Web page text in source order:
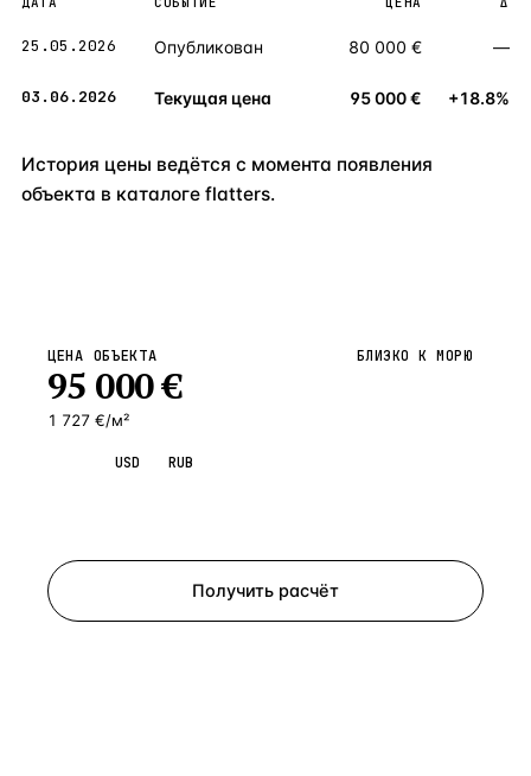
25.05.2026 Опубликован 80 000 € —
03.06.2026 Текущая цена 95 000 € +18.8%
История цены ведётся с момента появления
объекта в каталоге flatters.
ЦЕНА ОБЪЕКТА
95 000€
1 727 €/м²
БЛИЗКО К МОРЮ
USD RUB
Получить расчёт